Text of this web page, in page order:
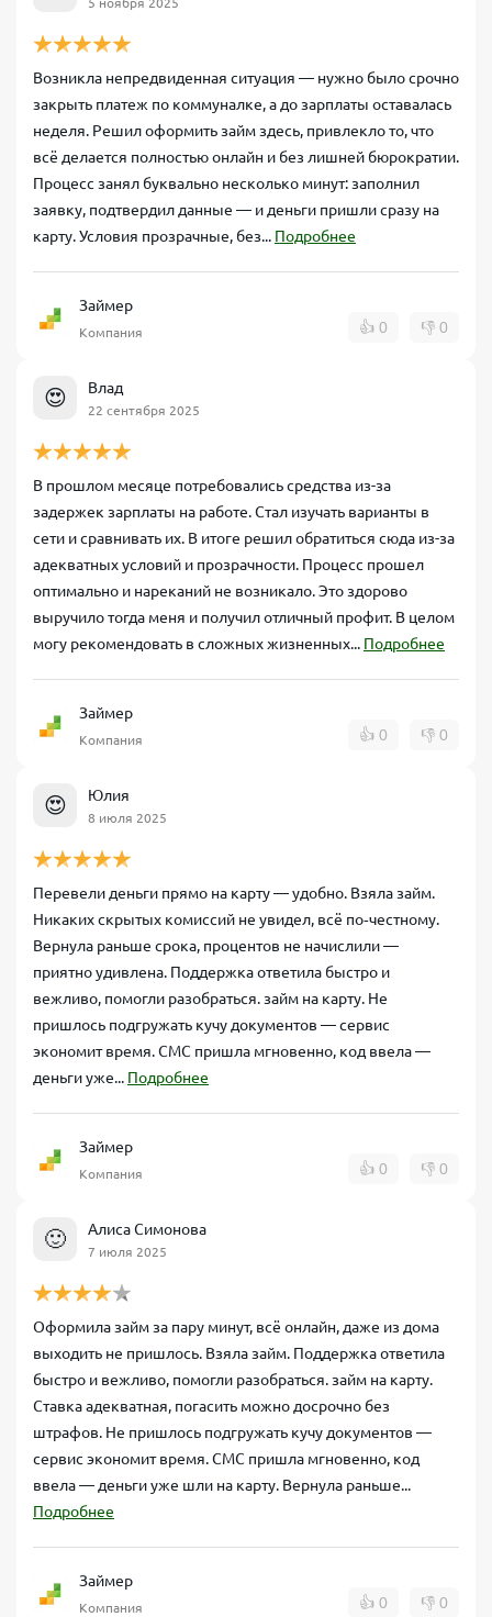
Возникла непредвиденная ситуация — нужно было срочно
закрыть платеж по коммуналке, а до зарплаты оставалась
неделя. Решил оформить займ здесь, привлекло то, что
всё делается полностью онлайн и без лишней бюрократии.
Процесс занял буквально несколько минут: заполнил
заявку, подтвердил данные — и деньги пришли сразу на
карту. Условия прозрачные, без... Подробнее
Займер
Компания 👍 0 👎 0
😍 Влад
22 сентября 2025
В прошлом месяце потребовались средства из-за
задержек зарплаты на работе. Стал изучать варианты в
сети и сравнивать их. В итоге решил обратиться сюда из-за
адекватных условий и прозрачности. Процесс прошел
оптимально и нареканий не возникало. Это здорово
выручило тогда меня и получил отличный профит. В целом
могу рекомендовать в сложных жизненных... Подробнее
Займер
Компания 👍 0 👎 0
😍 Юлия
8 июля 2025
Перевели деньги прямо на карту — удобно. Взяла займ.
Никаких скрытых комиссий не увидел, всё по‑честному.
Вернула раньше срока, процентов не начислили —
приятно удивлена. Поддержка ответила быстро и
вежливо, помогли разобраться. займ на карту. Не
пришлось подгружать кучу документов — сервис
экономит время. СМС пришла мгновенно, код ввела —
деньги уже... Подробнее
Займер
Компания 👍 0 👎 0
🙂 Алиса Симонова
7 июля 2025
Оформила займ за пару минут, всё онлайн, даже из дома
выходить не пришлось. Взяла займ. Поддержка ответила
быстро и вежливо, помогли разобраться. займ на карту.
Ставка адекватная, погасить можно досрочно без
штрафов. Не пришлось подгружать кучу документов —
сервис экономит время. СМС пришла мгновенно, код
ввела — деньги уже шли на карту. Вернула раньше...
Подробнее
Займер
Компания 👍 0 👎 0